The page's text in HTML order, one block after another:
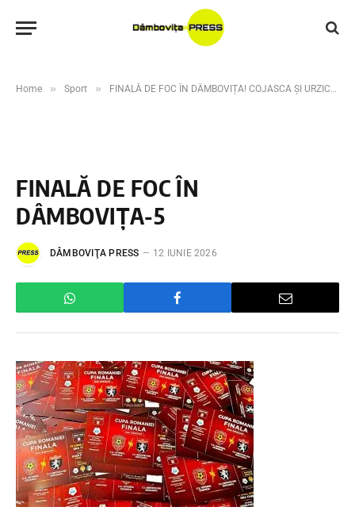
Home » Sport » FINALĂ DE FOC ÎN DÂMBOVIȚA! COJASCA ȘI URZICEANCA SE BAT PENTRU TROFEU, INTRAREA GRATUITĂ PE STADIONUL EUGEN POPESCU
FINALĂ DE FOC ÎN
DÂMBOVIȚA-5
DÂMBOVIŢA PRESS 12 IUNIE 2026